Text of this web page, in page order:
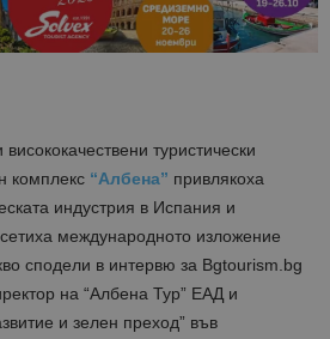
висококачествени туристически
комплекс “Албена” привлякоха
индустрия в Испания и
международното изложение
сподели в интервю за Bgtourism.bg
на “Албена Тур” ЕАД и
и зелен преход” във